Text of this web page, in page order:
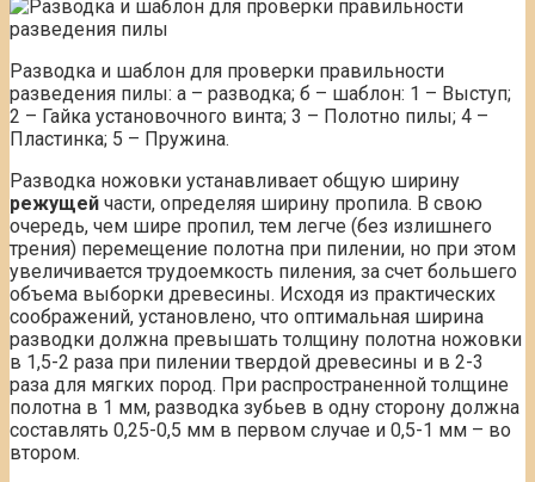
Разводка и шаблон для проверки правильности
разведения пилы: а – разводка; б – шаблон: 1 – Выступ;
2 – Гайка установочного винта; 3 – Полотно пилы; 4 –
Пластинка; 5 – Пружина.
Разводка ножовки устанавливает общую ширину
режущей части, определяя ширину пропила. В свою
очередь, чем шире пропил, тем легче (без излишнего
трения) перемещение полотна при пилении, но при этом
увеличивается трудоемкость пиления, за счет большего
объема выборки древесины. Исходя из практических
соображений, установлено, что оптимальная ширина
разводки должна превышать толщину полотна ножовки
в 1,5-2 раза при пилении твердой древесины и в 2-3
раза для мягких пород. При распространенной толщине
полотна в 1 мм, разводка зубьев в одну сторону должна
составлять 0,25-0,5 мм в первом случае и 0,5-1 мм – во
втором.